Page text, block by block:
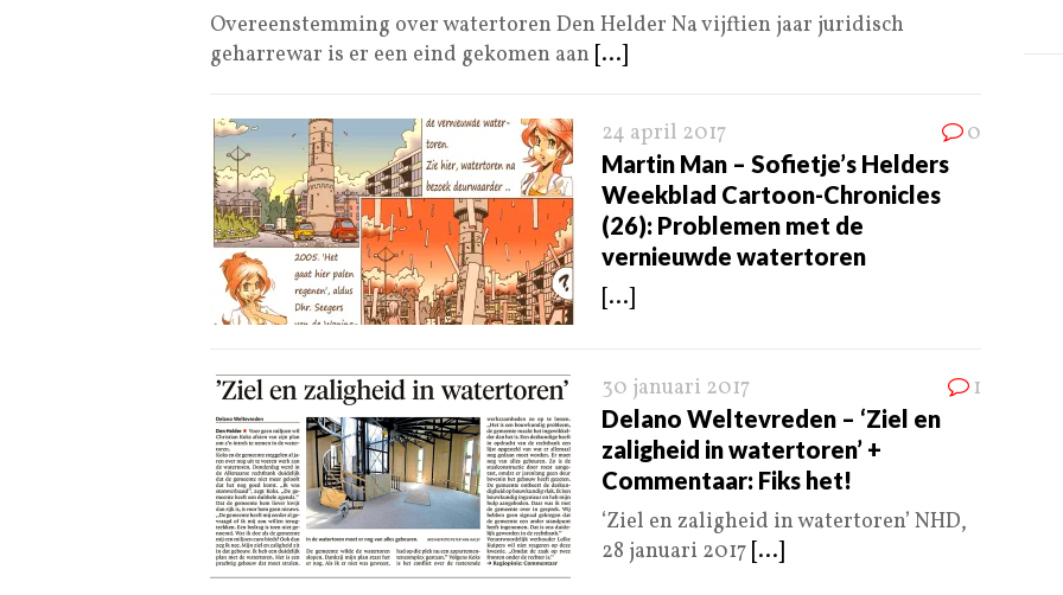
Overeenstemming over watertoren Den Helder Na vijftien jaar juridisch
geharrewar is er een eind gekomen aan [...]
24 april 2017 0
Martin Man – Sofietje’s Helders
Weekblad Cartoon-Chronicles
(26): Problemen met de
vernieuwde watertoren
[...]
30 januari 2017 1
Delano Weltevreden – ‘Ziel en
zaligheid in watertoren’ +
Commentaar: Fiks het!
‘Ziel en zaligheid in watertoren’ NHD,
28 januari 2017 [...]